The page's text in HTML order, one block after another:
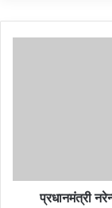
दैनिक
अब तक 92.48
प्रधानमंत्री